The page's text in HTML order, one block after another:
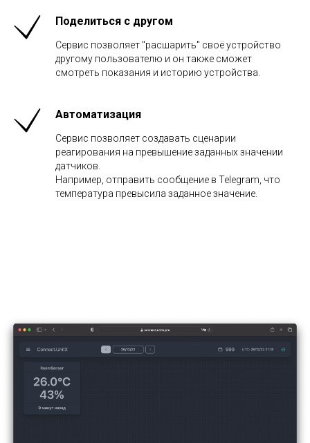
Поделиться с другом
Сервис позволяет "расшарить" своё устройство
другому пользователю и он также сможет
смотреть показания и историю устройства.
Автоматизация
Сервис позволяет создавать сценарии
реагирования на превышение заданных значении
датчиков.
Например, отправить сообщение в Telegram, что
температура превысила заданное значение.